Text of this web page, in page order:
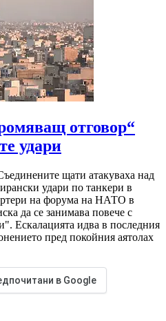
отговор“
удари
щати атакуваха над
удари по танкери в
на форума на НАТО в
да се занимава повече с
Ескалацията идва в последния
пред покойния аятолах
в Google